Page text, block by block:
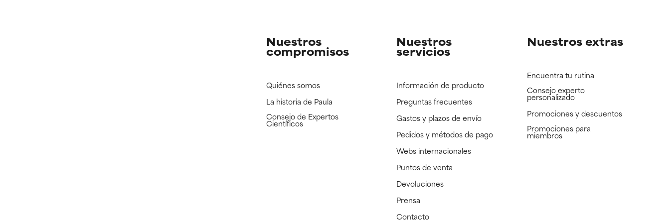
Nuestros
compromisos
Quiénes somos
La historia de Paula
Consejo de Expertos
Científicos
Nuestros
servicios
Información de producto
Preguntas frecuentes
Gastos y plazos de envío
Pedidos y métodos de pago
Webs internacionales
Puntos de venta
Devoluciones
Prensa
Contacto
Nuestros extras
Encuentra tu rutina
Consejo experto
personalizado
Promociones y descuentos​
Promociones para
miembros